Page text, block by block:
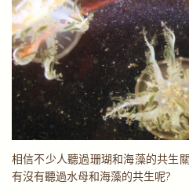
相信不少人聽過珊瑚和海藻的共生
有沒有聽過水母和海藻的共生呢?